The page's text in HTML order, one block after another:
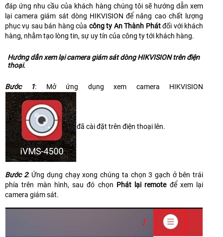
đáp ứng nhu cầu của khách hàng chúng tôi sẽ hướng dẫn xem
lại camera giám sát dòng HIKVISION để nâng cao chất lượng
phục vụ sau bán hàng của công ty An Thành Phátđối với khách
hàng, nhằm tạo lòng tin, sự uy tín của công ty tới khách hàng.
Hướng dẫn xem lại camera giám sát dòng HIKVISION trên điện
thoại.
Bước 1: Mở ứng dụng xem camera HIKVISION
đã cài đặt trên điện thoại lên.
Bước 2: Ứng dụng chạy xong chúng ta chọn 3 gạch ở bên trái
phía trên màn hình, sau đó chọn Phát lại remoteđể xem lại
camera giám sát.